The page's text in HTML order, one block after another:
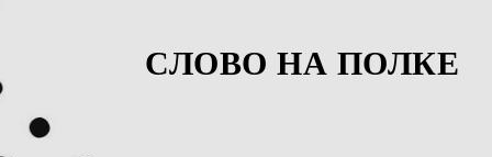
СЛОВО НА ПОЛКЕ